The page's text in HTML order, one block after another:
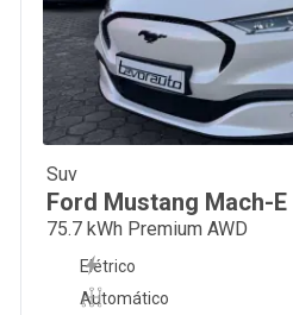
Suv
Ford Mustang Mach-E
75.7 kWh Premium AWD
Automático
Elétrico